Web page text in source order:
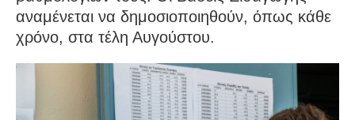
αναμένεται να δημοσιοποιηθούν, όπως κάθε
χρόνο, στα τέλη Αυγούστου.